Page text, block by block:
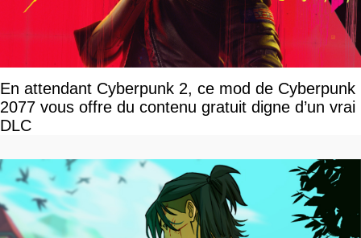
En attendant Cyberpunk 2, ce mod de Cyberpunk
2077 vous offre du contenu gratuit digne d’un vrai
DLC